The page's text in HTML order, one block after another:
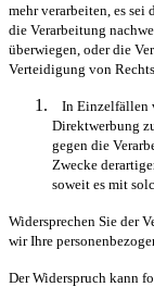
mehr verarbeiten, es
die Verarbeitung
überwiegen, oder die
Verteidigung von
In Einzelfällen
Direktwerbung
gegen die
Zwecke
soweit es mit
Widersprechen Sie der
wir Ihre
Der Widerspruch kann